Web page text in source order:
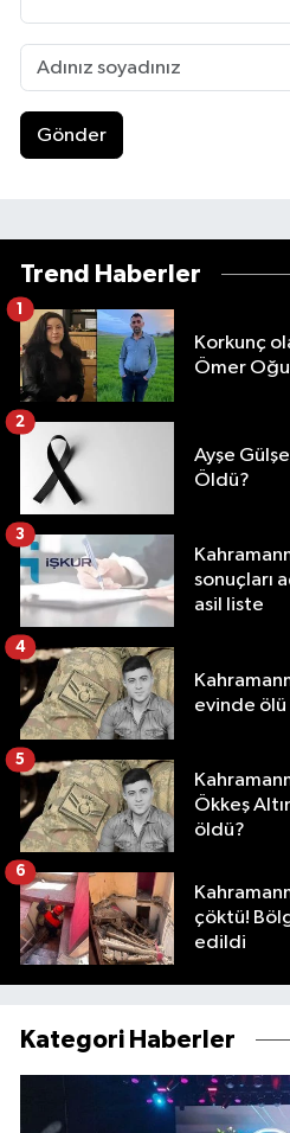
Gönder
Trend Haberler
Korkunç
Ömer
1
Ayşe
Öldü?
2
sonuçları
asil liste
3
evinde
4
Ökkeş
öldü?
5
çöktü!
edildi
6
Kategori Haberler